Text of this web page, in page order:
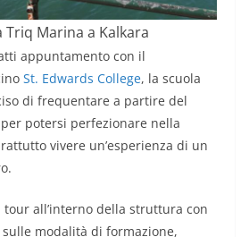
Triq Marina a Kalkara
appuntamento con il
St. Edwards College, la scuola
di frequentare a partire del
potersi perfezionare nella
vivere un’esperienza di un
tour all’interno della struttura con
modalità di formazione,